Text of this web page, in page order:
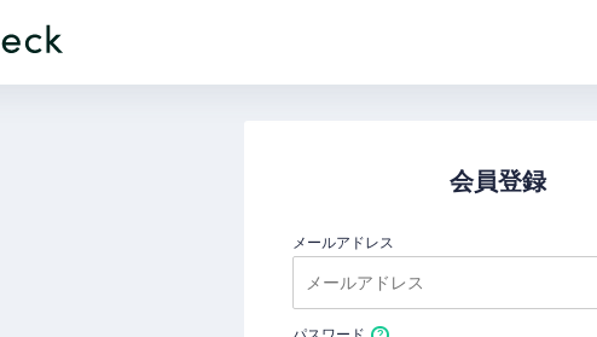
会員登録
メールアドレス